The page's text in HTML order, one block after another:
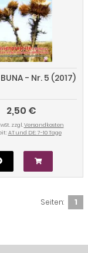
- Nr. 5 (2017)
2,50 €
zzgl.Versandkosten
AT und DE: 7-10 Tage
Seiten: 1